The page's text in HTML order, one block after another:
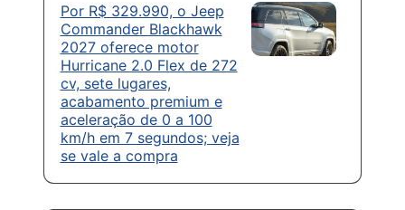
Por R$ 329.990, o Jeep
Commander Blackhawk
2027 oferece motor
Hurricane 2.0 Flex de 272
cv, sete lugares,
acabamento premium e
aceleração de 0 a 100
km/h em 7 segundos; veja
se vale a compra